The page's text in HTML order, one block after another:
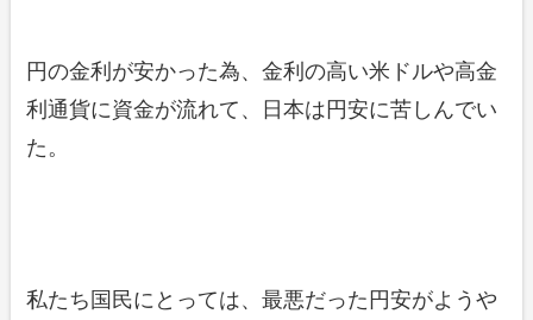
円の金利が安かった為、金利の高い米ドルや高金
利通貨に資金が流れて、日本は円安に苦しんでい
た。
私たち国民にとっては、最悪だった円安がようや